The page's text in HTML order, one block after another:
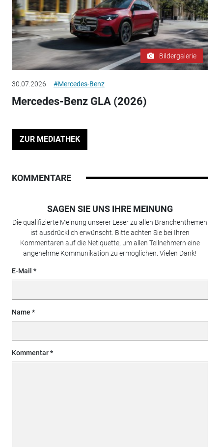
Bildergalerie
30.07.2026 #Mercedes-Benz
Mercedes-Benz GLA (2026)
ZUR MEDIATHEK
KOMMENTARE
SAGEN SIE UNS IHRE MEINUNG
Die qualifizierte Meinung unserer Leser zu allen Branchenthemen
ist ausdrücklich erwünscht. Bitte achten Sie bei Ihren
Kommentaren auf die Netiquette, um allen Teilnehmern eine
angenehme Kommunikation zu ermöglichen. Vielen Dank!
E-Mail
Name
Kommentar